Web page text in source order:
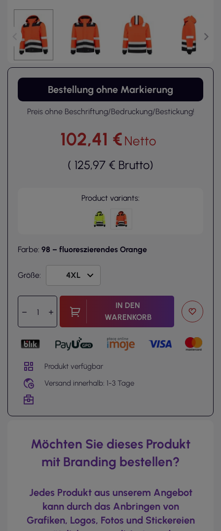
Bestellung ohne Markierung
Preis ohne Beschriftung/Bedruckung/Bestickung!
102,41 €Netto
( 125,97 € Brutto)
Product variants:
Farbe: 98 – fluoreszierendes Orange
Größe:
IN DEN
WARENKORB
Produkt verfügbar
Versand innerhalb: 1-3 Tage
Möchten Sie dieses Produkt
mit Branding bestellen?
Jedes Produkt aus unserem Angebot
kann durch das Anbringen von
Grafiken, Logos, Fotos und Stickereien